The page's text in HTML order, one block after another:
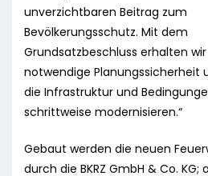
unverzichtbaren Beitrag zum
Bevölkerungsschutz. Mit dem
Grundsatzbeschluss erhalten
notwendige Planungssicherheit
die Infrastruktur und
schrittweise modernisieren.“
Gebaut werden die neuen
durch die BKRZ GmbH & Co.